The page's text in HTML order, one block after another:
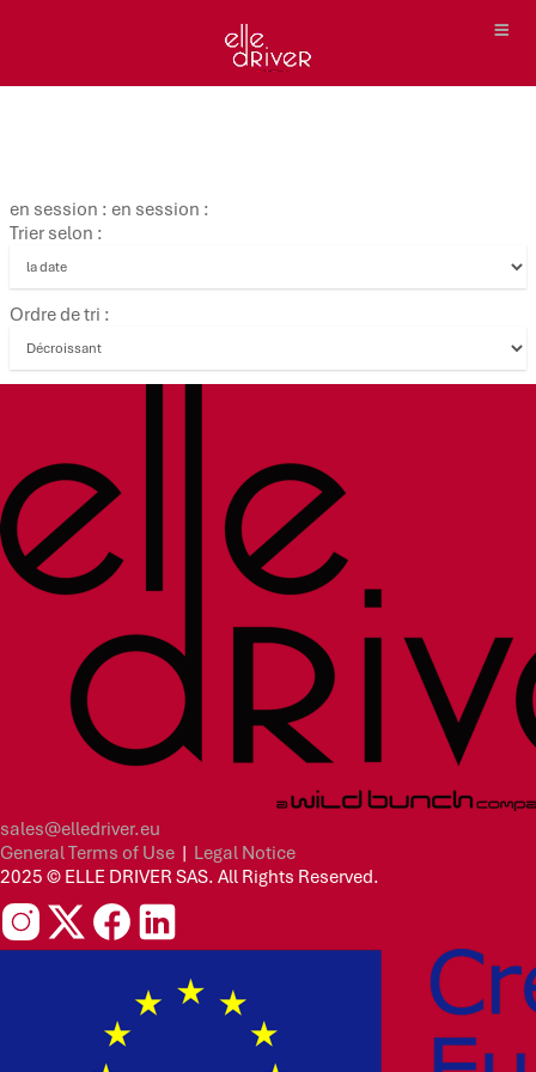
en session : en session :
Trier selon :
Ordre de tri :
sales@elledriver.eu
General Terms of Use | Legal Notice
2025 © ELLE DRIVER SAS. All Rights Reserved.